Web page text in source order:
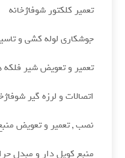
تعمیر کلکتور شوفاژخانه
جوشکاری لوله کشی و
تعمیر و تعویض شیر فلکه
اتصالات و لرزه گیر
نصب , تعمیر و تعویض
منبع کویل دار و مبدل